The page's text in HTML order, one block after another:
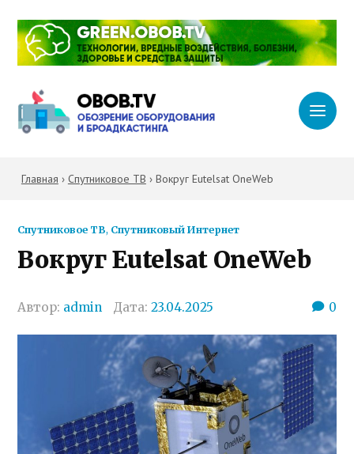
Главная › Спутниковое ТВ › Вокруг Eutelsat OneWeb
Спутниковое ТВ, Спутниковый Интернет
Вокруг Eutelsat OneWeb
Автор: admin Дата:23.04.2025 0